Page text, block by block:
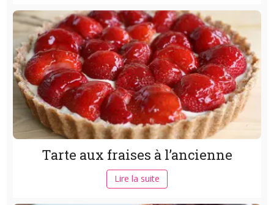
Tarte aux fraises à l’ancienne
Lire la suite